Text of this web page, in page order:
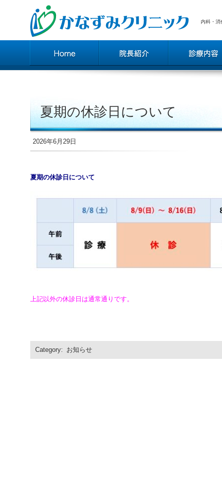
内科・消
夏期の休診日について
2026年6月29日
夏期の休診日について
上記以外の休診日は通常通りです。
Category: お知らせ